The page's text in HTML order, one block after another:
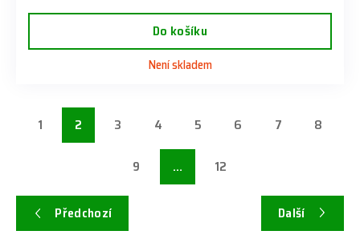
Do košíku
Není skladem
Předchozí
1 2 3 4 5 6 7 8
9 … 12
Další